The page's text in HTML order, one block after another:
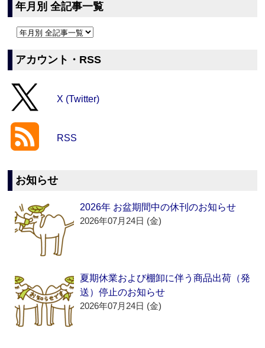
年月別 全記事一覧
アカウント・RSS
X (Twitter)
RSS
お知らせ
2026年 お盆期間中の休刊のお知らせ
2026年07月24日 (金)
夏期休業および棚卸に伴う商品出荷（発
送）停止のお知らせ
2026年07月24日 (金)